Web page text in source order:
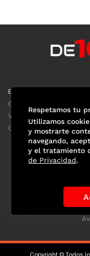
EL UNIVERSAL
Clase
ViveUSA
Confabulario
Historia de los
Las
Respetamos tu
Utilizamos
y mostrarte
navegando,
y el tratamiento
de Privacidad.